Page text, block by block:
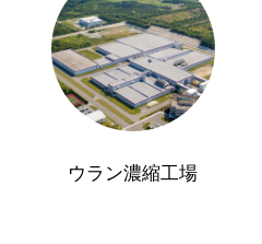
ウラン濃縮工場